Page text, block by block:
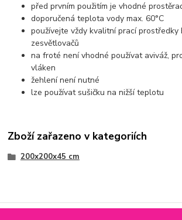
před prvním použitím je vhodné
doporučená teplota vody max. 60°C
používejte vždy kvalitní prací prostředky
zesvětlovačů
na froté není vhodné používat aviváž,
vláken
žehlení není nutné
lze používat sušičku na nižší teplotu
Zboží zařazeno v kategoriích
200x200x45 cm